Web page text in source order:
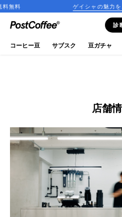
ゲイシャの魅力を、一
診
close
ログイン
コーヒー豆keyboard_arrow_right
ドリップバッグ
店舗
コーヒー豆 サブスク 豆ガチャ